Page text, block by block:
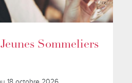
Sommeliers